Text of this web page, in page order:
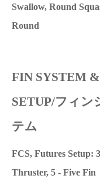
Swallow, Round
Round
FIN SYSTEM &
SETUP/フィン
テム
FCS, Futures Setup:
Thruster, 5 - Five Fin